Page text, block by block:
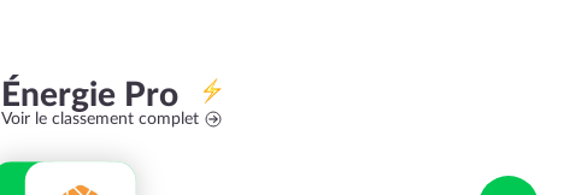
Énergie Pro
Voir le classement complet